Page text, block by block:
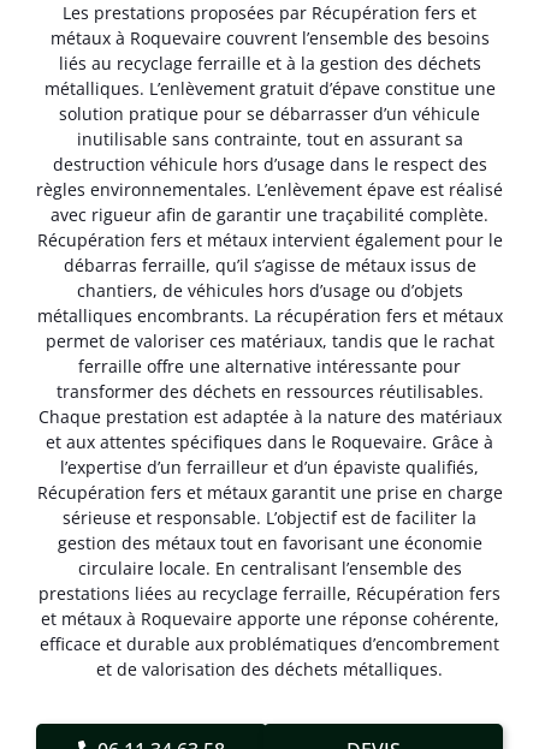
Les prestations proposées par Récupération fers et
métaux à Roquevaire couvrent l’ensemble des besoins
liés au recyclage ferraille et à la gestion des déchets
métalliques. L’enlèvement gratuit d’épave constitue une
solution pratique pour se débarrasser d’un véhicule
inutilisable sans contrainte, tout en assurant sa
destruction véhicule hors d’usage dans le respect des
règles environnementales. L’enlèvement épave est réalisé
avec rigueur afin de garantir une traçabilité complète.
Récupération fers et métaux intervient également pour le
débarras ferraille, qu’il s’agisse de métaux issus de
chantiers, de véhicules hors d’usage ou d’objets
métalliques encombrants. La récupération fers et métaux
permet de valoriser ces matériaux, tandis que le rachat
ferraille offre une alternative intéressante pour
transformer des déchets en ressources réutilisables.
Chaque prestation est adaptée à la nature des matériaux
et aux attentes spécifiques dans le Roquevaire. Grâce à
l’expertise d’un ferrailleur et d’un épaviste qualifiés,
Récupération fers et métaux garantit une prise en charge
sérieuse et responsable. L’objectif est de faciliter la
gestion des métaux tout en favorisant une économie
circulaire locale. En centralisant l’ensemble des
prestations liées au recyclage ferraille, Récupération fers
et métaux à Roquevaire apporte une réponse cohérente,
efficace et durable aux problématiques d’encombrement
et de valorisation des déchets métalliques.